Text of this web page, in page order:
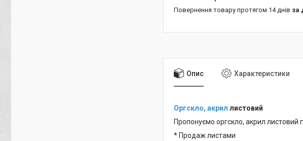
повернення товару протягом 14 днів за
Опис Характеристики
Оргскло, акрил листовий
Пропонуємо оргскло, акрил
* Продаж листами